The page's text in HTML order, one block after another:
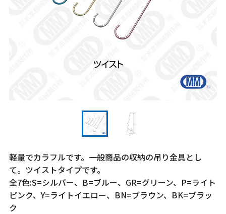
軽量でカラフルです。一般商品の収納の吊り金具とし
て。ツイストタイプです。
全7色:S=シルバー、B=ブルー、GR=グリーン、P=ライト
ピンク、Y=ライトイエロー、BN=ブラウン、BK=ブラッ
ク